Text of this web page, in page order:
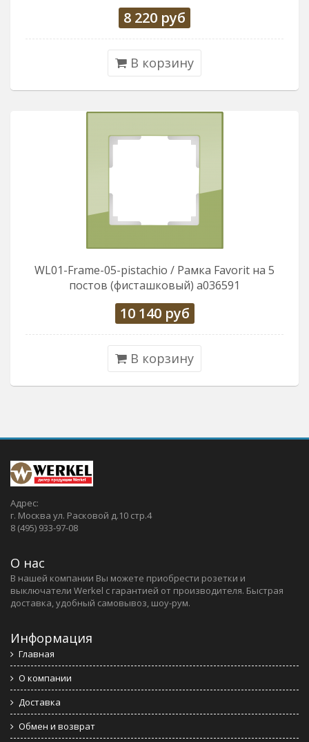
8 220 руб
В корзину
WL01-Frame-05-pistachio / Рамка Favorit на 5
постов (фисташковый) a036591
10 140руб
В корзину
Адрес:
г. Москва ул. Расковой д.10 стр.4
8 (495) 933-97-08
О нас
В нашей компании Вы можете приобрести розетки и
выключатели Werkel c гарантией от производителя. Быстрая
доставка, удобный самовывоз, шоу-рум.
Информация
Главная
О компании
Доставка
Обмен и возврат